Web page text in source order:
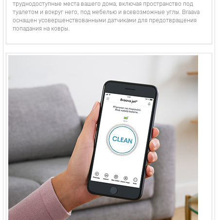
труднодоступные места вашего дома, включая пространство под
туалетом и вокруг него, под мебелью и всевозможные углы. Braava
оснащен усовершенствованными датчиками для предотвращения
попадания на ковры.